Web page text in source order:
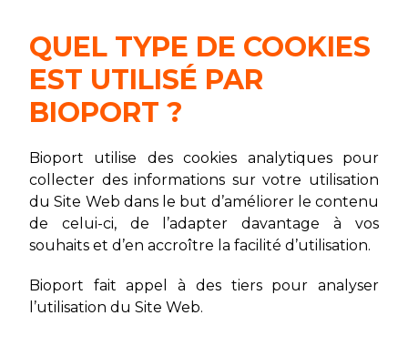
QUEL TYPE DE COOKIES
EST UTILISÉ PAR
BIOPORT ?
Bioport utilise des cookies analytiques pour
collecter des informations sur votre utilisation
du Site Web dans le but d’améliorer le contenu
de celui-ci, de l’adapter davantage à vos
souhaits et d’en accroître la facilité d’utilisation.
Bioport fait appel à des tiers pour analyser
l’utilisation du Site Web.